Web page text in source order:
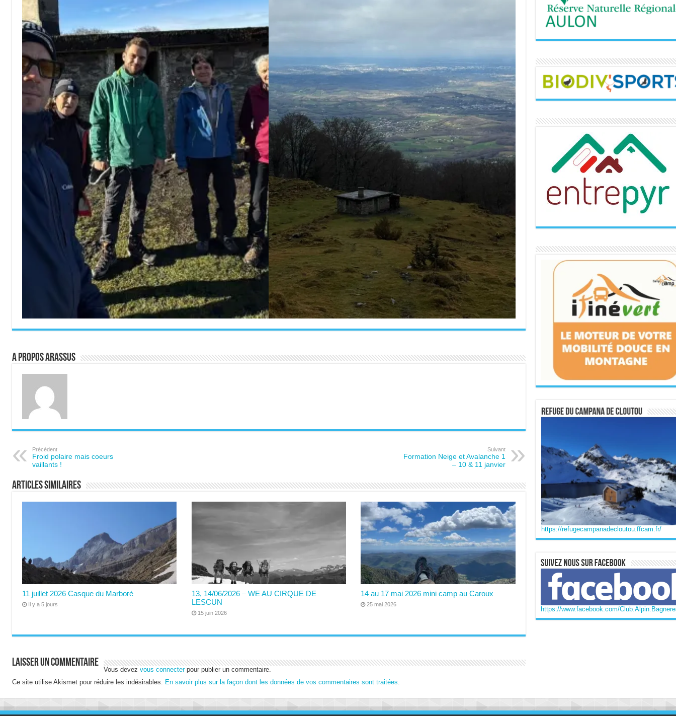
A propos ARASSUS
Précédent
Froid polaire mais coeurs
vaillants !
Suivant
Formation Neige et Avalanche 1
– 10 & 11 janvier
Articles similaires
11 juillet 2026 Casque du Marboré
Il y a 5 jours
13, 14/06/2026 – WE AU CIRQUE DE
LESCUN
15 juin 2026
14 au 17 mai 2026 mini camp au Caroux
25 mai 2026
Laisser un commentaire
Vous devez vous connecterpour publier un commentaire.
Ce site utilise Akismet pour réduire les indésirables. En savoir plus sur la façon dont les données de vos commentaires sont traitées
https://refugecampanadecloutou.ffcam.fr/
https://www.facebook.com/